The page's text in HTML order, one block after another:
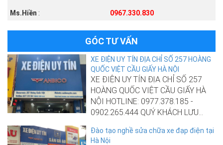
Ms.Hiền : 0967.330.830
GÓC TƯ VẤN
XE ĐIỆN UY TÍN ĐỊA CHỈ SỐ 257 HOÀNG
QUỐC VIỆT CẦU GIẤY HÀ NỘI
XE ĐIỆN UY TÍN ĐỊA CHỈ SỐ 257
HOÀNG QUỐC VIỆT CẦU GIẤY HÀ
NỘI HOTLINE: 0977.378.185 -
0902.265.444 QUÝ KHÁCH LƯU...
Đào tạo nghề sửa chữa xe đạp điện tại
Hà Nội